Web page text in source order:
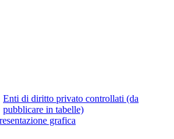
Enti di diritto privato controllati (da
pubblicare in tabelle)
grafica